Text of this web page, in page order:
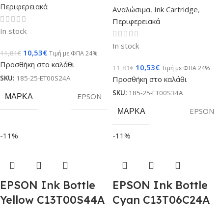
Περιφερειακά
In stock
11,81€ 10,53€ Τιμή με ΦΠΑ 24%
Προσθήκη στο καλάθι
SKU: 185-25-ET00S24A
ΜΆΡΚΑ EPSON
Αναλώσιμα, Ink Cartridge,
Περιφερειακά
In stock
11,81€ 10,53€ Τιμή με ΦΠΑ 24%
Προσθήκη στο καλάθι
SKU: 185-25-ET00S34A
ΜΆΡΚΑ EPSON
-11%
EPSON Ink Bottle
Yellow C13T00S44A
-11%
EPSON Ink Bottle
Cyan C13T06C24A